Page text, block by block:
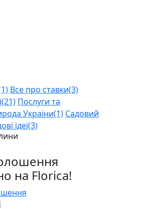
Все про ставки(3)
(21) Послуги та
України(1) Садовий
ідеї(3)
на Florica!